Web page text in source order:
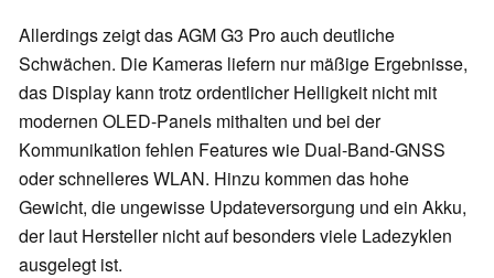
Allerdings zeigt das AGM G3 Pro auch deutliche
Schwächen. Die Kameras liefern nur mäßige Ergebnisse,
das Display kann trotz ordentlicher Helligkeit nicht mit
modernen OLED-Panels mithalten und bei der
Kommunikation fehlen Features wie Dual-Band-GNSS
oder schnelleres WLAN. Hinzu kommen das hohe
Gewicht, die ungewisse Updateversorgung und ein Akku,
der laut Hersteller nicht auf besonders viele Ladezyklen
ausgelegt ist.